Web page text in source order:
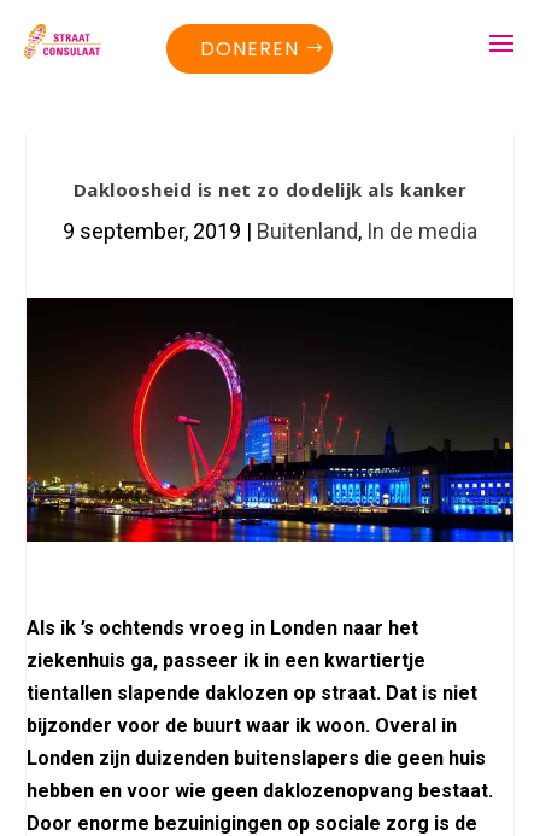
DONEREN
Dakloosheid is net zo dodelijk als kanker
9 september, 2019 | Buitenland, In de media
Als ik ’s ochtends vroeg in Londen naar het
ziekenhuis ga, passeer ik in een kwartiertje
tientallen slapende daklozen op straat. Dat is niet
bijzonder voor de buurt waar ik woon. Overal in
Londen zijn duizenden buitenslapers die geen huis
hebben en voor wie geen daklozenopvang bestaat.
Door enorme bezuinigingen op sociale zorg is de